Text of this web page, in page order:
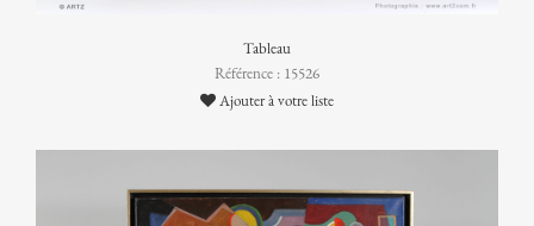
Tableau
Référence : 15526
Ajouter à votre liste